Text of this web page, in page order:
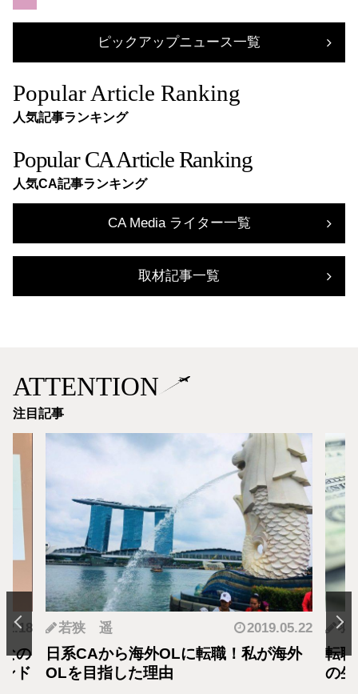
ピックアップニュース一覧
Popular Article Ranking
人気記事ランキング
Popular CA Article Ranking
人気CA記事ランキング
CA Media ライター一覧
取材記事一覧
ATTENTION
注目記事
の
ド
若狭 遥 2019.05.22
日系CAから海外OLに転職！私が海外
OLを目指した理由
羽
転
の